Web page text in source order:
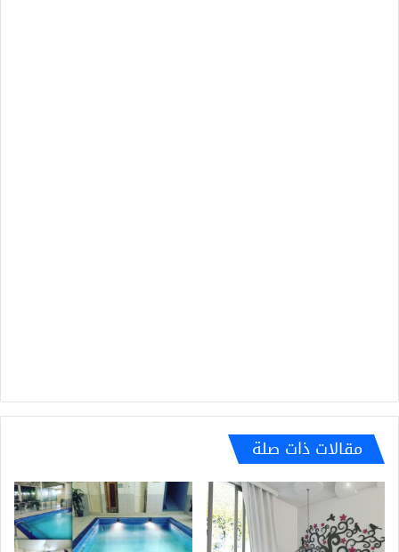
مقالات ذات صلة